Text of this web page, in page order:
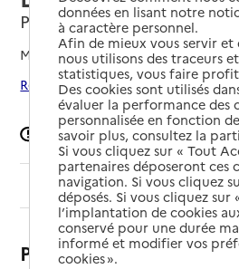
Poitiers, VIENNE
Mis à jour le19/02/2026
Rechercher les établissements
Signaler une erreur
Sommaire
Présentation
données en lisant notre
à caractère personnel.
Afin de mieux vous servir
nous utilisons des traceurs
statistiques, vous faire
Des cookies sont utilisés
évaluer la performance
personnalisée en fonction
savoir plus, consultez la
Si vous cliquez sur « Tout
partenaires déposeront ces
navigation. Si vous cliquez
déposés. Si vous cliquez
l’implantation de cookies
conservé pour une durée
informé et modifier vos
cookies ».